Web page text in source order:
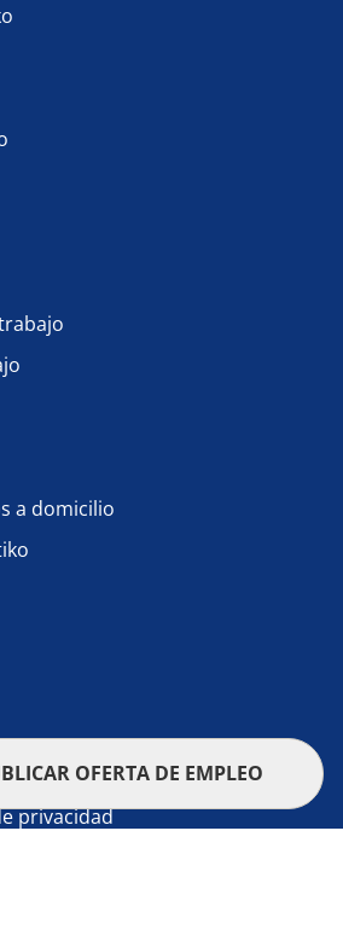
a domicilio
privacidad
OFERTA DE EMPLEO